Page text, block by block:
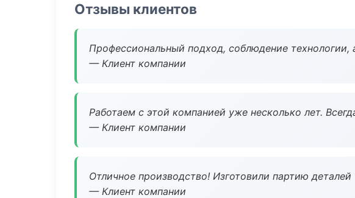
Отзывы клиентов
Профессиональный подход, соблюдение
— Клиент компании
Работаем с этой компанией уже несколько лет.
— Клиент компании
Отличное производство! Изготовили партию
— Клиент компании